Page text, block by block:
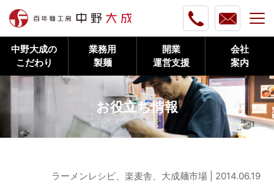
中野大成の
こだわり
業務用
製麺
開業
運営支援
会社
案内
お役立ち情報
ラーメンレシピ、楽麦舎、大成麺市場 | 2014.06.19